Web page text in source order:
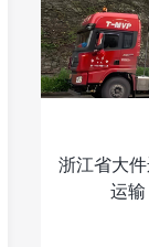
浙江省大
运输